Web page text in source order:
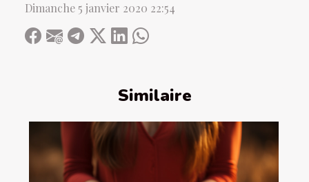
Similaire
Dimanche 5 janvier 2020 22:54